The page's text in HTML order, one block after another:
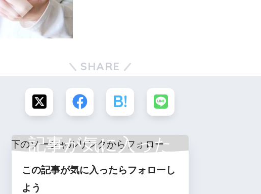
SHARE
記事が気に入った
らフォロー
この記事が気に入ったらフォローし
よう